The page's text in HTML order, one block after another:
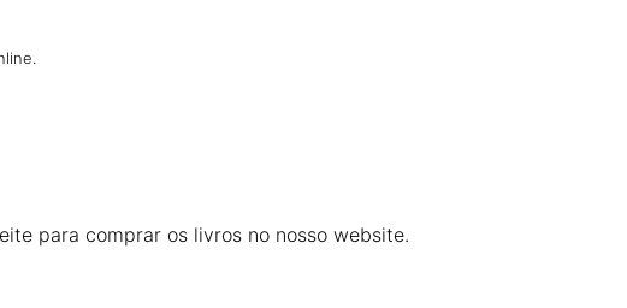
para comprar os livros no nosso website.